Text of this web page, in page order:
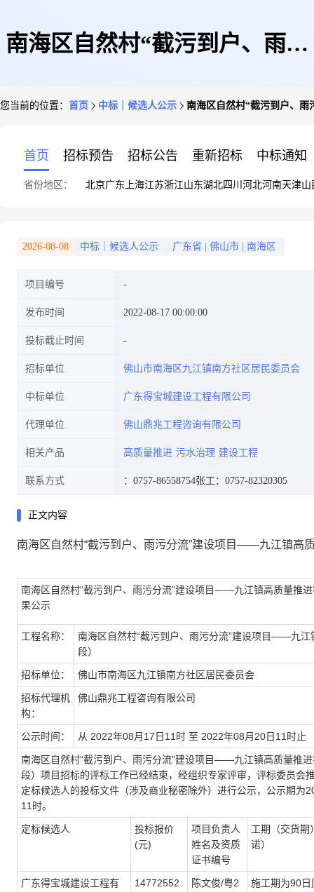
南海区自然村“截污到户、雨污
程(教育路一标段)
您当前的位置： 首页 中标｜候选人公示 南海区自然村“截污到户、
首页 招标预告 招标公告 重新招标 中标通知
省份地区： 北京广东 上海江苏浙江山东湖北四川 河北河南天津山
2026-08-08 中标｜候选人公示 广东省 佛山市 南海区
项目编号
发布时间 2022-08-17 00:00:00
投标截止时间
招标单位 佛山市南海区九江镇南方社区居民委员会
中标单位 广东得宝城建设工程有限公司
代理单位 佛山鼎兆工程咨询有限公司
相关产品 高质量推进 污水治理 建设工程
联系方式 ：0757-86558754张工：0757-82320305
正文内容
南海区自然村“截污到户、雨污分流”建设项目——九江镇高
南海区自然村“截污到户、雨污分流”建设项目——九江镇高质量推
果公示
工程名称：
南海区自然村“截污到户、雨污分流”建设项目——九
段）
招标单位： 佛山市南海区九江镇南方社区居民委员会
招标代理机
构：
佛山鼎兆工程咨询有限公司
公示时间： 从 2022年08月17日11时 至 2022年08月20日11时止
南海区自然村“截污到户、雨污分流”建设项目——九江镇高质量推
段）项目招标的评标工作已经结束，经组织专家评审，评标委员会
定标候选人的投标文件（涉及商业秘密除外）进行公示，公示期为
11时。
定标候选人
投标报价
(元)
项目负责人
姓名及资质
证书编号
工期（交货期
诺）
广东得宝城建设工程有
14772552.
陈文俊/粤2
施工期为90日